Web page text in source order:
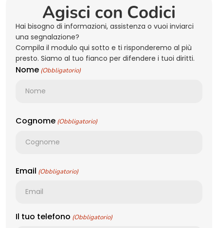
Agisci con Codici
Hai bisogno di informazioni, assistenza o vuoi inviarci
una segnalazione?
Compila il modulo qui sotto e ti risponderemo al più
presto. Siamo al tuo fianco per difendere i tuoi diritti.
Nome (Obbligatorio)
Cognome (Obbligatorio)
Email (Obbligatorio)
Il tuo telefono (Obbligatorio)